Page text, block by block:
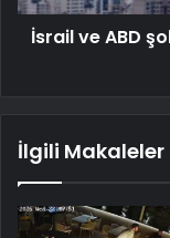
İsrail ve ABD
İlgili Makaleler